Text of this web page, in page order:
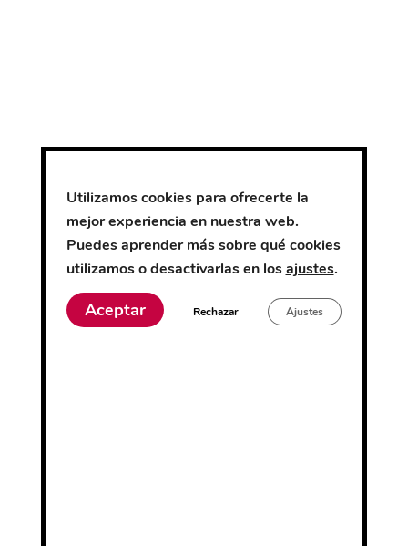
Utilizamos cookies para ofrecerte la
mejor experiencia en nuestra web.
Puedes aprender más sobre qué cookies
utilizamos o desactivarlas en losajustes.
Aceptar Rechazar Ajustes